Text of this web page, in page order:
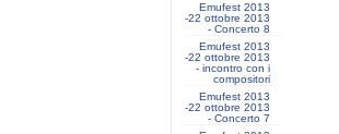
Emufest 2013
-22 ottobre 2013
- Concerto 8
Emufest 2013
-22 ottobre 2013
- incontro con i
compositori
Emufest 2013
-22 ottobre 2013
- Concerto 7